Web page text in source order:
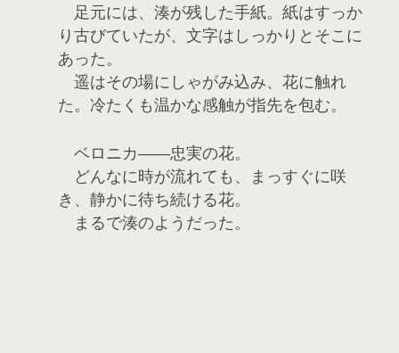
足元には、湊が残した手紙。紙はすっか
り古びていたが、文字はしっかりとそこに
あった。
遥はその場にしゃがみ込み、花に触れ
た。冷たくも温かな感触が指先を包む。
ベロニカ――忠実の花。
どんなに時が流れても、まっすぐに咲
き、静かに待ち続ける花。
まるで湊のようだった。